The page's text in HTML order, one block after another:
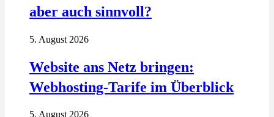
aber auch sinnvoll?
5. August 2026
Website ans Netz bringen:
Webhosting-Tarife im Überblick
5. August 2026